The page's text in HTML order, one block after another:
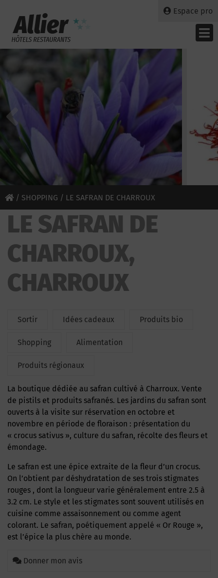
Espace pro
/ SHOPPING / LE SAFRAN DE CHARROUX
LE SAFRAN DE
CHARROUX,
CHARROUX
Sortir Idées cadeaux Produits bio
Shopping Alimentation
Produits régionaux
La boutique dédiée au safran cultivé à Charroux. Vente
de pistils et produits safranés. Les jardins du safran sont
ouverts à la visite sur réservation en octobre et
novembre en période de floraison : présentation du
« crocus sativus », culture du safran, récolte des fleurs et
émondage.
Le safran est une épice extraite de la fleur d’un crocus.
On l’obtient par déshydratation de ses trois stigmates
rouges , dont la longueur varie généralement entre 2.5 à
3.2 cm. Le style et les stigmates sont souvent utilisés en
cuisine comme assaisonnement ou comme agent
colorant. Le safran, poétiquement appelé « Or Rouge »,
est l’épice la plus chère au monde.
Donner mon avis